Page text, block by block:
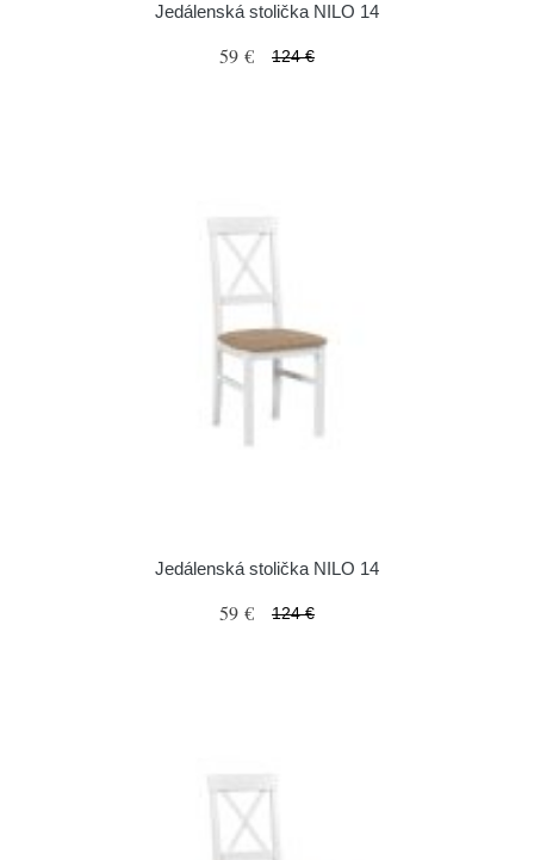
Jedálenská stolička NILO 14
59 € 124 €
Jedálenská stolička NILO 14
59 € 124 €